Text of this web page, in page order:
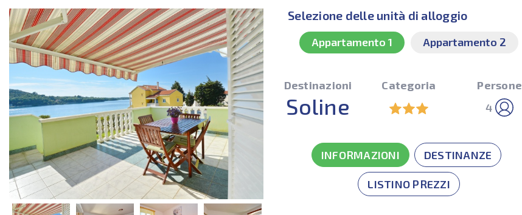
Selezione delle unità di alloggio
Appartamento 1 Appartamento 2
Destinazioni
Soline
Categoria
Persone
4
INFORMAZIONI DESTINANZE
LISTINO PREZZI